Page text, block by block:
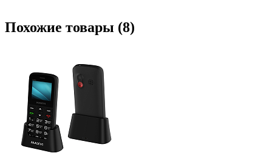
Похожие товары (8)